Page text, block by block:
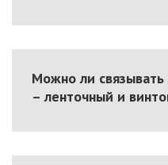
Можно ли
– ленточный и